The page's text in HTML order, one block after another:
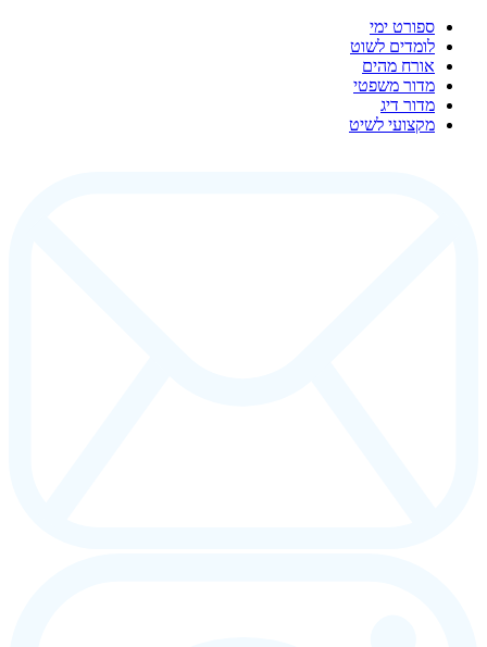
ספורט ימי
לומדים לשוט
אורח מהים
מדור משפטי
מדור דיג
מקצועי לשיט